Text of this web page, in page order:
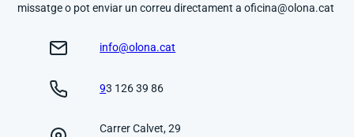
missatge o pot enviar un correu directament a oficina@olona.cat
info@olona.cat
93 126 39 86
Carrer Calvet, 29